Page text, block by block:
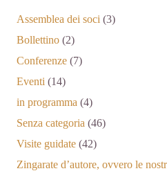
Assemblea dei soci (3)
Bollettino (2)
Conferenze (7)
Eventi (14)
in programma (4)
Senza categoria (46)
Visite guidate (42)
Zingarate d’autore, ovvero le